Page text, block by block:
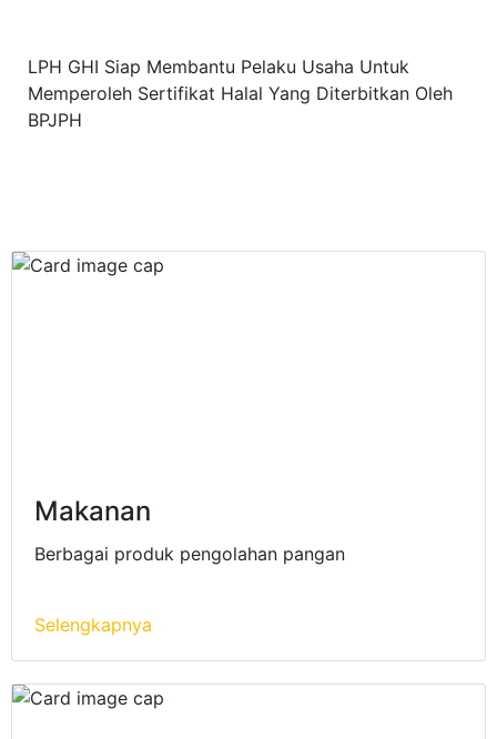
LPH GHI Siap Membantu Pelaku Usaha Untuk
Memperoleh Sertifikat Halal Yang Diterbitkan Oleh
BPJPH
Makanan
Berbagai produk pengolahan pangan
Selengkapnya